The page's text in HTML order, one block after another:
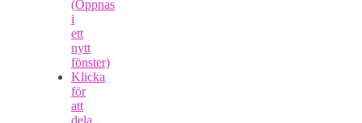
(Öppnas
i
ett
nytt
fönster)
Klicka
för
att